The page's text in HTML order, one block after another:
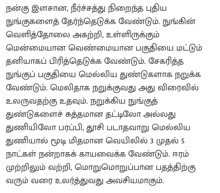
நன்கு இளசான, நீர்ச்சத்து நிறைந்த புதிய
நுங்குகளைத் தேர்ந்தெடுக்க வேண்டும். நுங்கின்
வெளித்தோலை அகற்றி, உள்ளிருக்கும்
மென்மையான வெண்மையான பகுதியை மட்டும்
தனியாகப் பிரித்தெடுக்க வேண்டும். சேகரித்த
நுங்குப் பகுதியை மெல்லிய துண்டுகளாக நறுக்க
வேண்டும். மெலிதாக நறுக்குவது அது விரைவில்
உலருவதற்கு உதவும். நறுக்கிய நுங்குத்
துண்டுகளைச் சுத்தமான தட்டிலோ அல்லது
துணியிலோ பரப்பி, தூசி படாதவாறு மெல்லிய
துணியால் மூடி மிதமான வெயிலில் 3 முதல் 5
நாட்கள் நன்றாகக் காயவைக்க வேண்டும். ஈரம்
முற்றிலும் வற்றி, மொறுமொறுப்பான பதத்திற்கு
வரும் வரை உலர்த்துவது அவசியமாகும்.